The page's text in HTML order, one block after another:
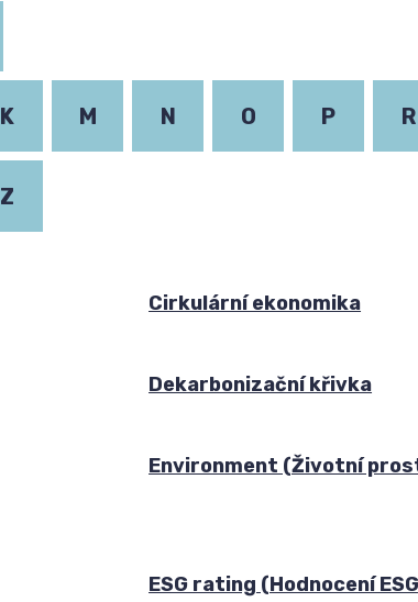
K M N O P R
Z
Cirkulární ekonomika
Dekarbonizační křivka
Environment (Životní
ESG rating (Hodnocení